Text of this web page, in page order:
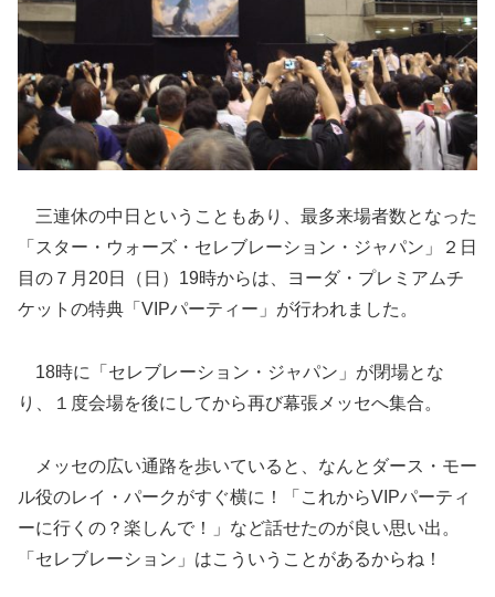
三連休の中日ということもあり、最多来場者数となった
「スター・ウォーズ・セレブレーション・ジャパン」２日
目の７月20日（日）19時からは、ヨーダ・プレミアムチ
ケットの特典「VIPパーティー」が行われました。
18時に「セレブレーション・ジャパン」が閉場とな
り、１度会場を後にしてから再び幕張メッセへ集合。
メッセの広い通路を歩いていると、なんとダース・モー
ル役のレイ・パークがすぐ横に！「これからVIPパーティ
ーに行くの？楽しんで！」など話せたのが良い思い出。
「セレブレーション」はこういうことがあるからね！